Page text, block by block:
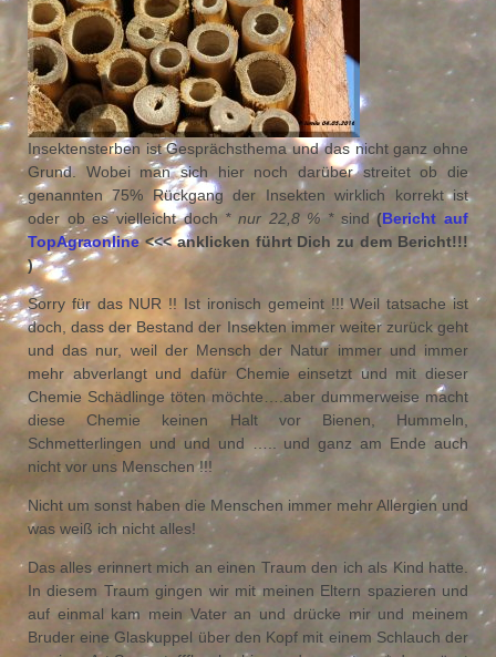
Insektensterben ist Gesprächsthema und das nicht ganz ohne
Grund. Wobei man sich hier noch darüber streitet ob die
genannten 75% Rückgang der Insekten wirklich korrekt ist
oder ob es vielleicht doch * nur 22,8 % *sind(Bericht auf
TopAgraonline<<< anklicken führt Dich zu dem Bericht!!!
)
Sorry für das NUR !! Ist ironisch gemeint !!! Weil tatsache ist
doch, dass der Bestand der Insekten immer weiter zurück geht
und das nur, weil der Mensch der Natur immer und immer
mehr abverlangt und dafür Chemie einsetzt und mit dieser
Chemie Schädlinge töten möchte….aber dummerweise macht
diese Chemie keinen Halt vor Bienen, Hummeln,
Schmetterlingen und und und ….. und ganz am Ende auch
nicht vor uns Menschen !!!
Nicht um sonst haben die Menschen immer mehr Allergien und
was weiß ich nicht alles!
Das alles erinnert mich an einen Traum den ich als Kind hatte.
In diesem Traum gingen wir mit meinen Eltern spazieren und
auf einmal kam mein Vater an und drücke mir und meinem
Bruder eine Glaskuppel über den Kopf mit einem Schlauch der